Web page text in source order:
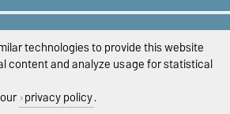
Legal Notes
Privacy Policy
Accessibility
technologies to provide this website
content and analyze usage for statistical
privacy policy.